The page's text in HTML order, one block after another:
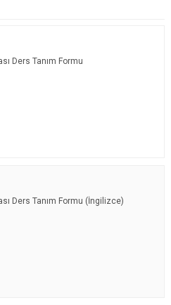
Ders Tanım Formu
Ders Tanım Formu (İngilizce)